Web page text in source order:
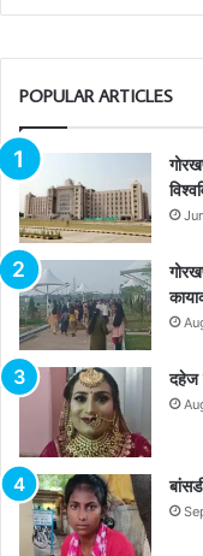
POPULAR ARTICLES
दहेज